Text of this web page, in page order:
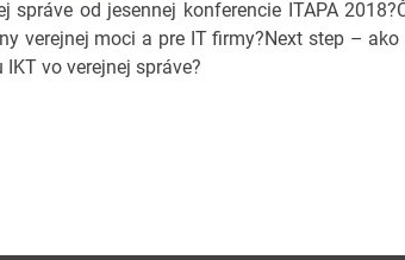
od jesennej konferencie ITAPA
verejnej moci a pre IT firmy?Next step –
vo verejnej správe?